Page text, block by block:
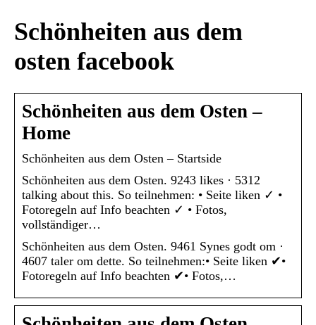
Schönheiten aus dem
osten facebook
Schönheiten aus dem Osten –
Home
Schönheiten aus dem Osten – Startside
Schönheiten aus dem Osten. 9243 likes · 5312
talking about this. So teilnehmen: • Seite liken ✓ •
Fotoregeln auf Info beachten ✓ • Fotos,
vollständiger…
Schönheiten aus dem Osten. 9461 Synes godt om ·
4607 taler om dette. So teilnehmen:• Seite liken ✔•
Fotoregeln auf Info beachten ✔• Fotos,…